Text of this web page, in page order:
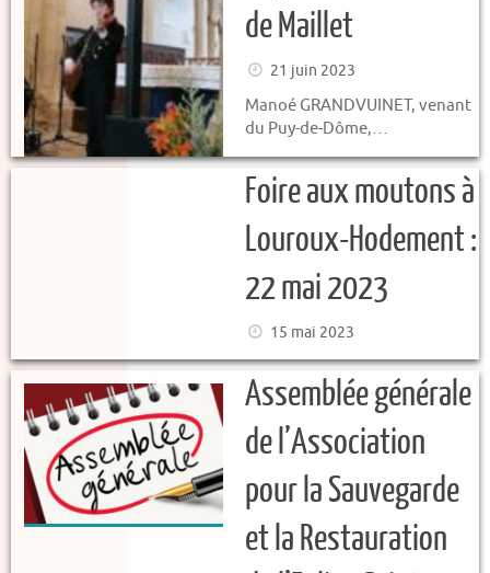
de Maillet
21 juin 2023
Manoé GRANDVUINET, venant
du Puy-de-Dôme,…
Foire aux moutons à
Louroux-Hodement :
22 mai 2023
15 mai 2023
Assemblée générale
de l’Association
pour la Sauvegarde
et la Restauration